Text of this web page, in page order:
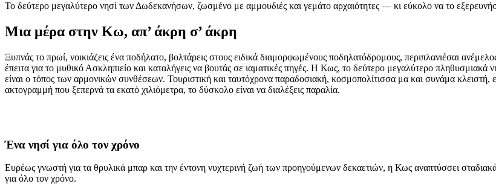
Το δεύτερο μεγαλύτερο νησί των Δωδεκανήσων, ζωσμένο με αμμουδιές και γεμάτο αρχαιότητες — κι εύκολο να το
Μια μέρα στην Κω, απ’ άκρη σ’ άκρη
Ξυπνάς το πρωί, νοικιάζεις ένα ποδήλατο, βολτάρεις στους ειδικά διαμορφωμένους ποδηλατόδρομους, περιπλανιέσαι
έπειτα για το μυθικό Ασκληπιείο και καταλήγεις να βουτάς σε ιαματικές πηγές. Η Κως, το δεύτερο μεγαλύτερο πληθυσμιακά
είναι ο τόπος των αρμονικών συνθέσεων. Τουριστική και ταυτόχρονα παραδοσιακή, κοσμοπολίτισσα μα και συνάμα κλειστή,
ακτογραμμή που ξεπερνά τα εκατό χιλιόμετρα, το δύσκολο είναι να διαλέξεις παραλία.
Ένα νησί για όλο τον χρόνο
Ευρέως γνωστή για τα θρυλικά μπαρ και την έντονη νυχτερινή ζωή των προηγούμενων δεκαετιών, η Κως αναπτύσσει
για όλο τον χρόνο.